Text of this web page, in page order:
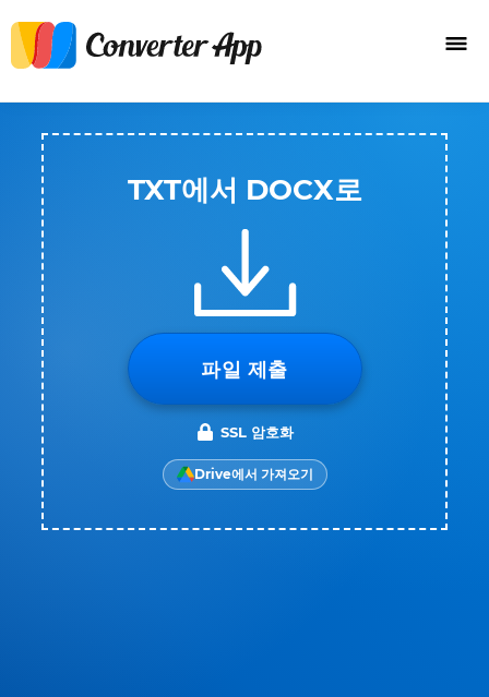
TXT에서 DOCX로
파일 제출
SSL 암호화
Drive에서 가져오기